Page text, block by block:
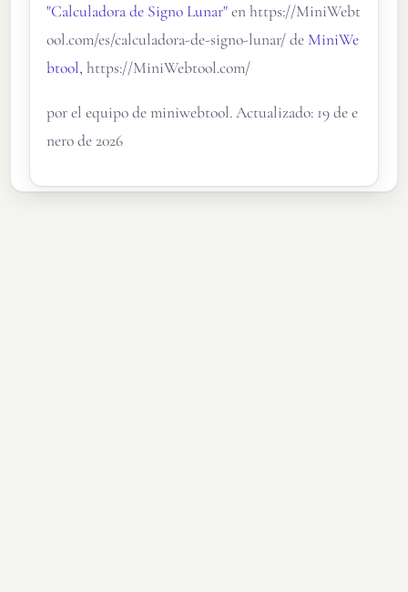
"Calculadora de Signo Lunar"en https://MiniWebt
ool.com/es/calculadora-de-signo-lunar/ de MiniWe
btool, https://MiniWebtool.com/
por el equipo de miniwebtool. Actualizado: 19 de e
nero de 2026